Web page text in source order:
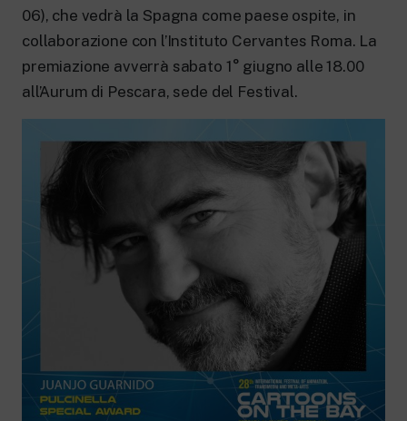
06), che vedrà la Spagna come paese ospite, in
collaborazione con l’Instituto Cervantes Roma. La
premiazione avverrà sabato 1° giugno alle 18.00
all’Aurum di Pescara, sede del Festival.